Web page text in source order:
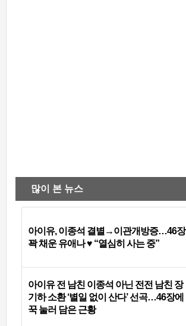
많이 본 뉴스
아이유, 이종석 결별→이관개방증…46장
꽉 채운 유애나 ♥ “열심히 사는 중”
아이유 전 남친 이종석 아닌 전전 남친 장
기하 소환 ‘별일 없이 산다’ 선곡…46장에
꾹 눌러 담은 근황